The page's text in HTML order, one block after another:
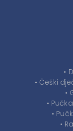
•
• Češki
•
•
•
•